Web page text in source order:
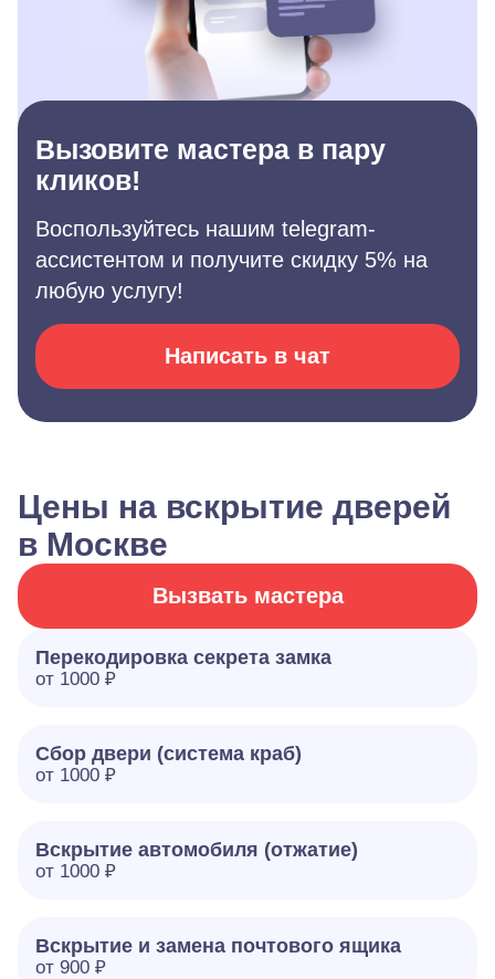
Вызовите мастера в пару
кликов!
Воспользуйтесь нашим telegram-
ассистентом и получите скидку 5% на
любую услугу!
Написать в чат
Цены на вскрытие дверей
в Москве
Вызвать мастера
Перекодировка секрета замка
от 1000 ₽
Сбор двери (система краб)
от 1000 ₽
Вскрытие автомобиля (отжатие)
от 1000 ₽
Вскрытие и замена почтового ящика
от 900 ₽